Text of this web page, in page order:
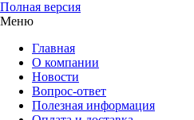
Полная версия
Меню
Главная
О компании
Новости
Вопрос-ответ
Полезная информация